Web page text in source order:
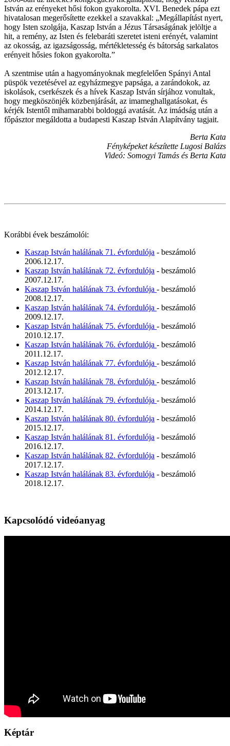
István az erényeket hősi fokon gyakorolta. XVI. Benedek pápa ezt
hivatalosan megerősítette ezekkel a szavakkal: „Megállapítást nyert,
hogy Isten szolgája, Kaszap István a Jézus Társaságának jelöltje a
hit, a remény, az Isten és felebaráti szeretet isteni erényét, valamint
az okosság, az igazságosság, mértékletesség és bátorság sarkalatos
erényeit hősies fokon gyakorolta.”
A szentmise után a hagyományoknak megfelelően Spányi Antal
püspök vezetésével az egyházmegye papsága, a zarándokok, az
iskolások, cserkészek és a hívek Kaszap István sírjához vonultak,
hogy megköszönjék közbenjárását, az imameghallgatásokat, és
kérjék Istentől mihamarabbi boldoggá avatását. Az imádság után a
főpásztor megáldotta a budapesti Kaszap István Alapítvány tagjait.
Berta Kata
Fényképeket készítette Lugosi Balázs
Videó: Somogyi Tamás és Berta Kata
Korábbi évek beszámolói:
Kaszap István halálának 71. évfordulója - beszámoló
2006.12.17.
Kaszap István halálának 72. évfordulója - beszámoló
2007.12.17.
Kaszap István halálának 73. évfordulója - beszámoló
2008.12.17.
Kaszap István halálának 74. évfordulója - beszámoló
2009.12.17.
Kaszap István halálának 75. évfordulója - beszámoló
2010.12.17.
Kaszap István halálának 76. évfordulója - beszámoló
2011.12.17.
Kaszap István halálának 77. évfordulója - beszámoló
2012.12.17.
Kaszap István halálának 78. évfordulója - beszámoló
2013.12.17.
Kaszap István halálának 79. évfordulója - beszámoló
2014.12.17.
Kaszap István halálának 80. évfordulója - beszámoló
2015.12.17.
Kaszap István halálának 81. évfordulója - beszámoló
2016.12.17.
Kaszap István halálának 82. évfordulója - beszámoló
2017.12.17.
Kaszap István halálának 83. évfordulója - beszámoló
2018.12.17.
Kapcsolódó videóanyag
Képtár